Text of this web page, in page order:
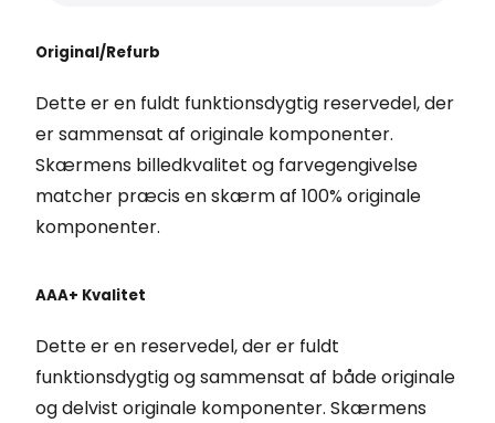
Original/Refurb
Dette er en fuldt funktionsdygtig reservedel, der
er sammensat af originale komponenter.
Skærmens billedkvalitet og farvegengivelse
matcher præcis en skærm af 100% originale
komponenter.
AAA+ Kvalitet
Dette er en reservedel, der er fuldt
funktionsdygtig og sammensat af både originale
og delvist originale komponenter. Skærmens